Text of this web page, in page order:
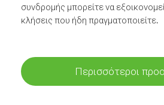
συνδρομής μπορείτε να
κλήσεις που ήδη πραγματοποιείτε.
Περισσότεροι